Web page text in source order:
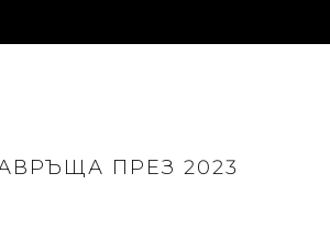
ПРЕЗ 2023